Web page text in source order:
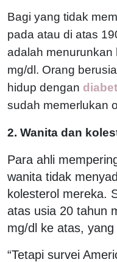
Bagi yang tidak
pada atau di atas
adalah menurunkan
mg/dl. Orang
hidup dengan
sudah memerlukan
2. Wanita dan
Para ahli
wanita tidak
kolesterol mereka.
atas usia 20 tahun
mg/dl ke atas,
“Tetapi survei